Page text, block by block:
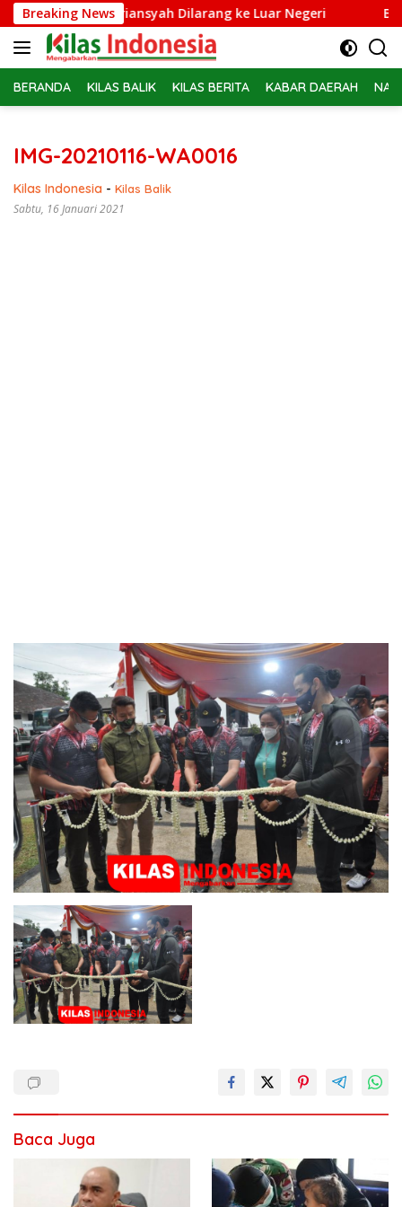
Langsung
ke
konten
Breaking News
Febrie Adriansyah Dilarang ke Luar Negeri
BERANDA KILAS BALIK KILAS BERITA KABAR DAERAH
IMG-20210116-WA0016
Kilas Indonesia - Kilas Balik
Sabtu, 16 Januari 2021
Baca Juga